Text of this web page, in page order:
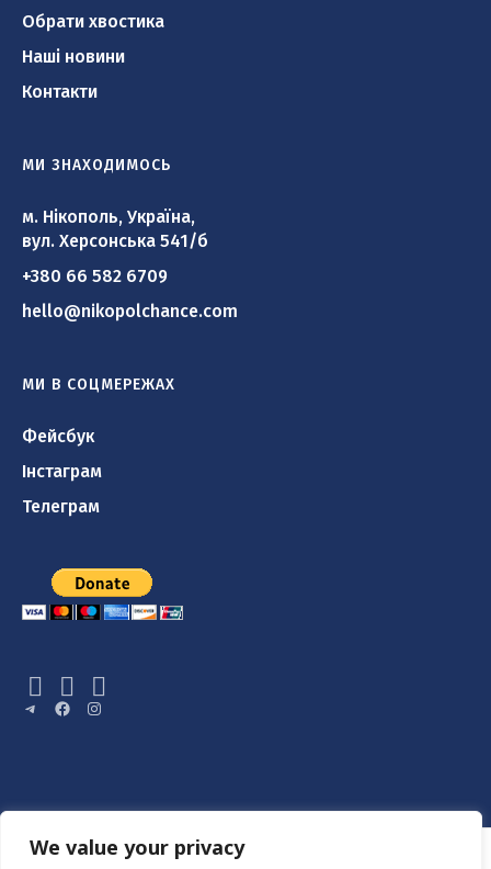
We value your privacy
Обрати хвостика
Наші новини
Контакти
МИ ЗНАХОДИМОСЬ
м. Нікополь, Україна,
вул. Херсонська 541/б
+380 66 582 6709
hello@nikopolchance.com
МИ В СОЦМЕРЕЖАХ
Фейсбук
Інстаграм
Телеграм
Telegram Facebook Instagram